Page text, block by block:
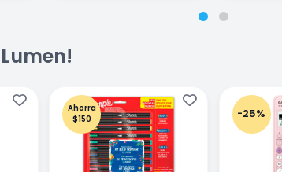
Ahorra
$150
-25%